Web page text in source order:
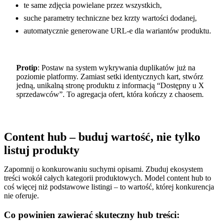
te same zdjęcia powielane przez wszystkich,
suche parametry techniczne bez krzty wartości dodanej,
automatycznie generowane URL-e dla wariantów produktu.
Protip: Postaw na system wykrywania duplikatów już na
poziomie platformy. Zamiast setki identycznych kart, stwórz
jedną, unikalną stronę produktu z informacją “Dostępny u X
sprzedawców”. To agregacja ofert, która kończy z chaosem.
Content hub – buduj wartość, nie tylko
listuj produkty
Zapomnij o konkurowaniu suchymi opisami. Zbuduj ekosystem
treści wokół całych kategorii produktowych. Model content hub to
coś więcej niż podstawowe listingi – to wartość, której konkurencja
nie oferuje.
Co powinien zawierać skuteczny hub treści: